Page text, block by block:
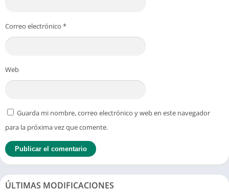
Correo electrónico *
Web
Guarda mi nombre, correo electrónico y web en este navegador
para la próxima vez que comente.
ÚLTIMAS MODIFICACIONES